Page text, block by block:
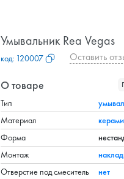
Умывальник Rea Vegas
код: 120007 Оставить
О товаре
Тип
Материал
Форма
Монтаж
Отверстие под смеситель
нет